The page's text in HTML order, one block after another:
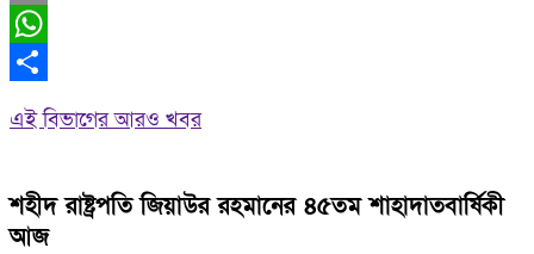
Email
WhatsApp
এই বিভাগের আরও খবর
শহীদ রাষ্ট্রপতি জিয়াউর রহমানের ৪৫তম শাহাদাতবার্ষিকী
আজ